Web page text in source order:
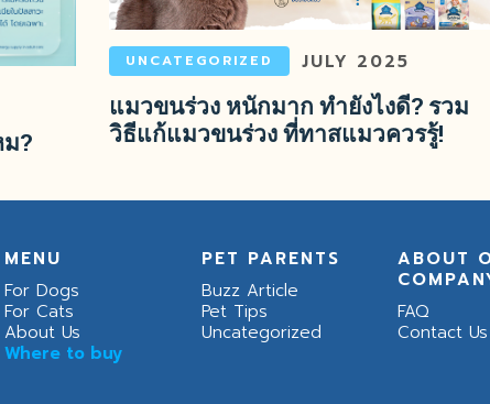
ม?
UNCATEGORIZED JULY 2025
แมวขนร่วง หนักมาก ทำยังไงดี? รวม
วิธีแก้แมวขนร่วง ที่ทาสแมวควรรู้!
MENU
For Dogs
For Cats
About Us
Where to buy
PET PARENTS
Buzz Article
Pet Tips
Uncategorized
ABOUT
FAQ
Contact Us